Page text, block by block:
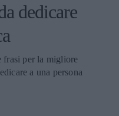
dedicare
per la migliore
a una persona